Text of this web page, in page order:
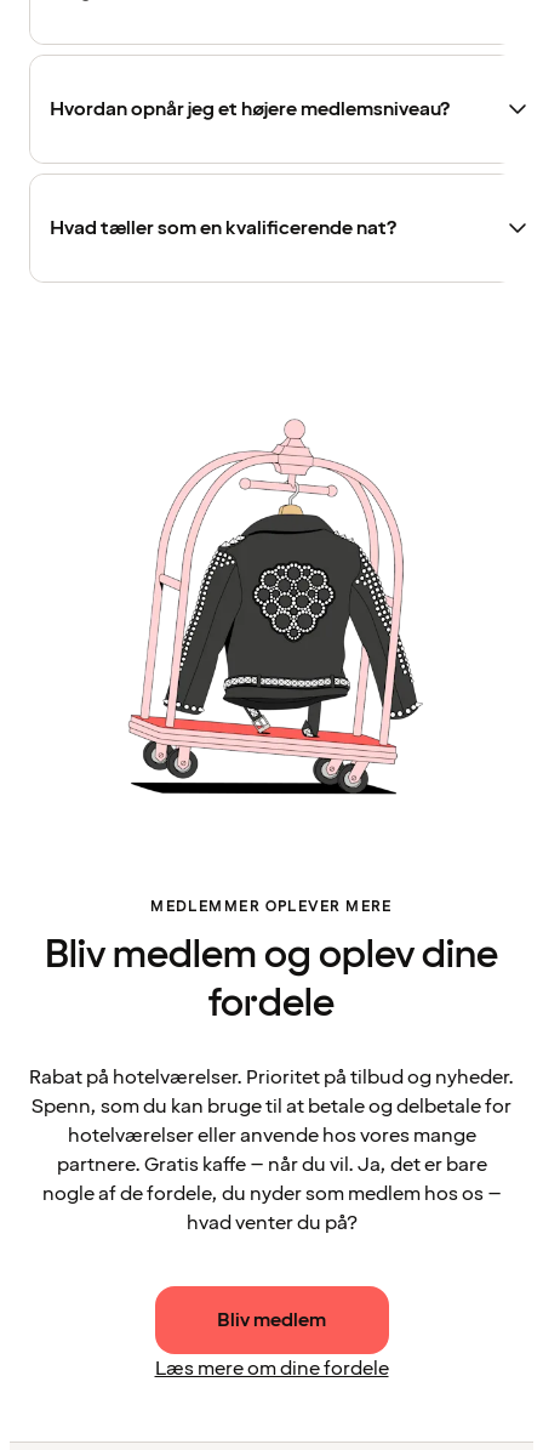
Hvordan opnår jeg et højere medlemsniveau?
Hvad tæller som en kvalificerende nat?
MEDLEMMER OPLEVER MERE
Bliv medlem og oplev dine
fordele
Rabat på hotelværelser. Prioritet på tilbud og nyheder.
Spenn, som du kan bruge til at betale og delbetale for
hotelværelser eller anvende hos vores mange
partnere. Gratis kaffe – når du vil. Ja, det er bare
nogle af de fordele, du nyder som medlem hos os –
hvad venter du på?
Bliv medlem
Læs mere om dine fordele